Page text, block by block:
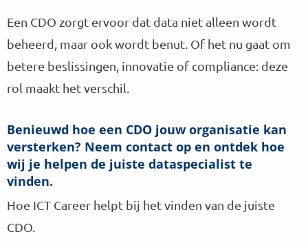
Een CDO zorgt ervoor dat data niet alleen wordt
beheerd, maar ook wordt benut. Of het nu gaat om
betere beslissingen, innovatie of compliance: deze
rol maakt het verschil.
Benieuwd hoe een CDO jouw organisatie kan
versterken? Neem contact op en ontdek hoe
wij je helpen de juiste dataspecialist te
vinden.
Hoe ICT Career helpt bij het vinden van de juiste
CDO.